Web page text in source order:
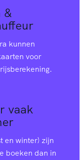
&
kunnen
voor
vaak
en winter) zijn
boeken dan in